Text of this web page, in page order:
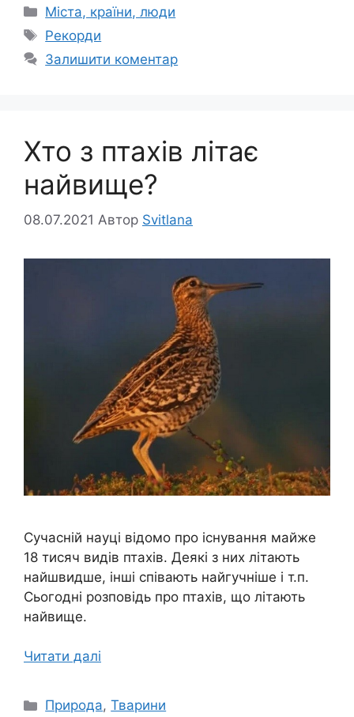
Категорії
Міста, країни, люди
Позначки
Рекорди
Залишити коментар
Хто з птахів літає
найвище?
08.07.2021 Автор Svitlana
Сучасній науці відомо про існування майже
18 тисяч видів птахів. Деякі з них літають
найшвидше, інші співають найгучніше і т.п.
Сьогодні розповідь про птахів, що літають
найвище.
Читати далі
Категорії
Природа,Тварини